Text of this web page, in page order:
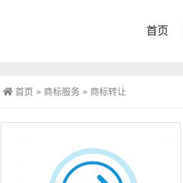
首页
首页 » 商标服务 » 商标转让